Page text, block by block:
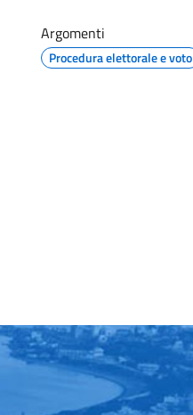
Argomenti
Procedura elettorale e voto